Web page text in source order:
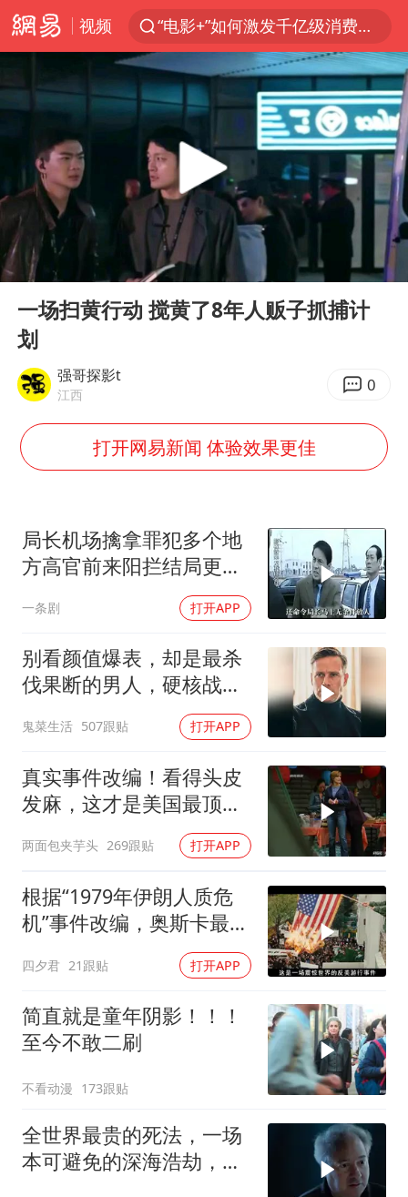
视频
“电影+”如何激发千亿级消费新活力？
东航新规：提前14天可免费退改签
台风白海豚中心风力增强
日本试射“战斧”导弹，国防部回应
曝韩国足协为外籍裁判员安排色情招待
四川宜宾市高县4.9级地震致1人死亡
向鹏0-3不敌张本智和
百花奖开幕式
“新疆阿勒泰八月能滑雪”不实
宇树科技中一签需缴款7.54万元
两名乘客在飞机上因调节座椅起冲突
AI会终结印度“外包神话”吗
夯实基础开新局
Play
01:36
一场扫黄行动 搅黄了8年人贩子抓捕计
划
强哥探影t
江西 0
打开网易新闻 体验效果更佳
局长机场擒拿罪犯多个地
方高官前来阳拦结局更引
一条剧 打开APP
别看颜值爆表，却是最杀
伐果断的男人，硬核战术
鬼菜生活 507跟贴 打开APP
真实事件改编！看得头皮
发麻，这才是美国最顶级
两面包夹芋头 269跟贴 打开APP
根据“1979年伊朗人质危
机”事件改编，奥斯卡最佳
四夕君 21跟贴 打开APP
简直就是童年阴影！！！
至今不敢二刷
不看动漫 173跟贴
全世界最贵的死法，一场
本可避免的深海浩劫，